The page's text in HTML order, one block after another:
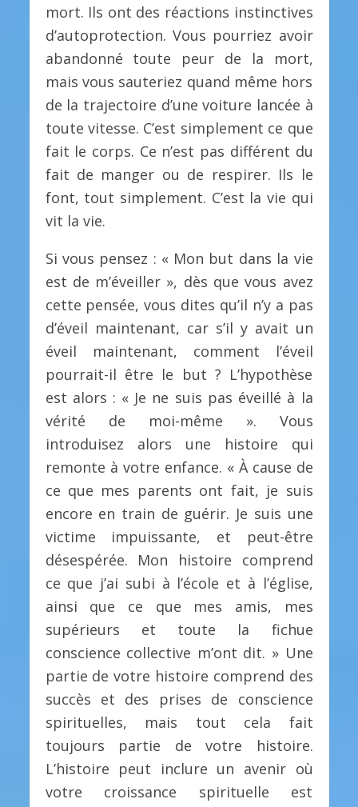
mort. Ils ont des réactions instinctives
d’autoprotection. Vous pourriez avoir
abandonné toute peur de la mort,
mais vous sauteriez quand même hors
de la trajectoire d’une voiture lancée à
toute vitesse. C’est simplement ce que
fait le corps. Ce n’est pas différent du
fait de manger ou de respirer. Ils le
font, tout simplement. C’est la vie qui
vit la vie.
Si vous pensez : « Mon but dans la vie
est de m’éveiller », dès que vous avez
cette pensée, vous dites qu’il n’y a pas
d’éveil maintenant, car s’il y avait un
éveil maintenant, comment l’éveil
pourrait-il être le but ? L’hypothèse
est alors : « Je ne suis pas éveillé à la
vérité de moi-même ». Vous
introduisez alors une histoire qui
remonte à votre enfance. « À cause de
ce que mes parents ont fait, je suis
encore en train de guérir. Je suis une
victime impuissante, et peut-être
désespérée. Mon histoire comprend
ce que j’ai subi à l’école et à l’église,
ainsi que ce que mes amis, mes
supérieurs et toute la fichue
conscience collective m’ont dit. » Une
partie de votre histoire comprend des
succès et des prises de conscience
spirituelles, mais tout cela fait
toujours partie de votre histoire.
L’histoire peut inclure un avenir où
votre croissance spirituelle est